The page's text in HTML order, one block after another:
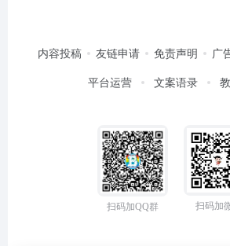
内容投稿 友链申请 免责声明 广
平台运营 文案语录
扫码加QQ群 扫码加